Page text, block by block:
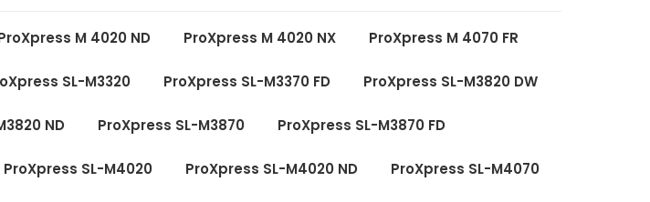
M 4020 ND ProXpress M 4020 NX ProXpress M 4070 FR
SL-M3320 ProXpress SL-M3370 FD ProXpress SL-M3820 DW
ND ProXpress SL-M3870 ProXpress SL-M3870 FD
ProXpress SL-M4020 ProXpress SL-M4020 ND ProXpress SL-M4070